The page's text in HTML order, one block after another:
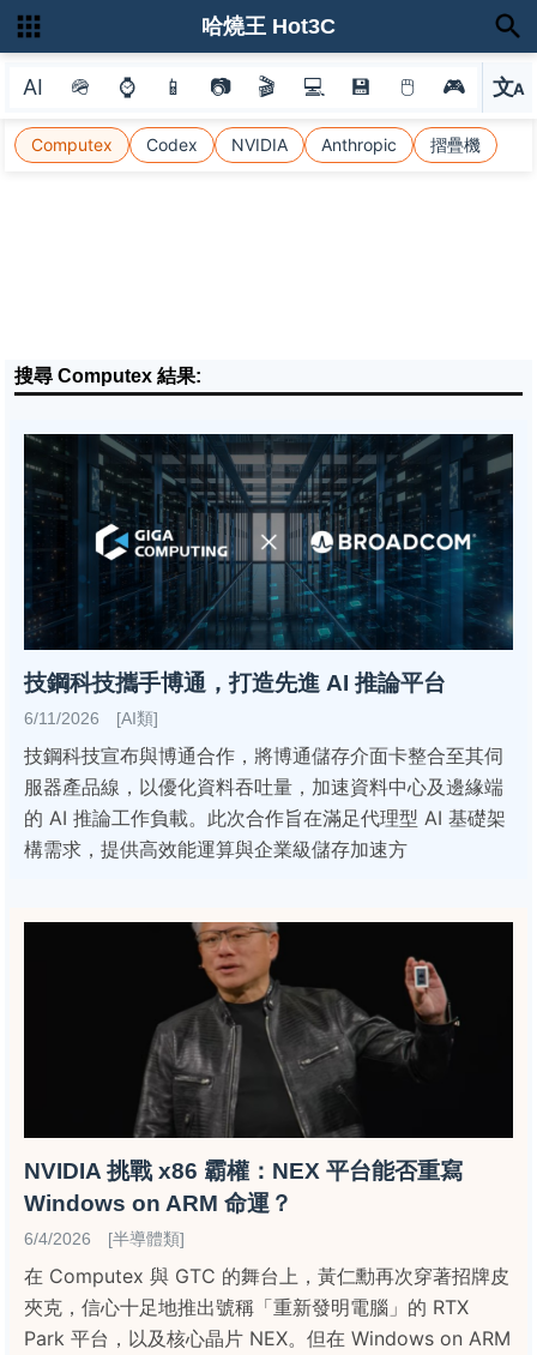
AI 🪖 ⌚ 📱 📷 🎬 💻 💾 🖱 🎮 文A
選
Computex Codex NVIDIA Anthropic 摺疊機
哈燒王 Hot3C
搜尋 Computex 結果:
技鋼科技攜手博通，打造先進 AI 推論平台
6/11/2026 [AI類]
技鋼科技宣布與博通合作，將博通儲存介面卡整合至其伺
服器產品線，以優化資料吞吐量，加速資料中心及邊緣端
的 AI 推論工作負載。此次合作旨在滿足代理型 AI 基礎架
構需求，提供高效能運算與企業級儲存加速方
NVIDIA 挑戰 x86 霸權：NEX 平台能否重寫
Windows on ARM 命運？
6/4/2026 [半導體類]
在 Computex 與 GTC 的舞台上，黃仁勳再次穿著招牌皮
夾克，信心十足地推出號稱「重新發明電腦」的 RTX
Park 平台，以及核心晶片 NEX。但在 Windows on ARM